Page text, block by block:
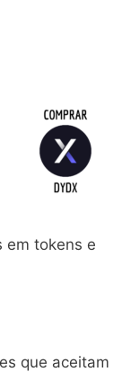
em tokens e
que aceitam